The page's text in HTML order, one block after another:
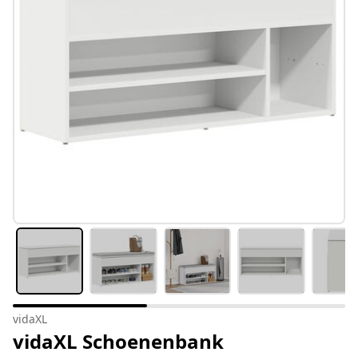
vidaXL
vidaXL Schoenenbank